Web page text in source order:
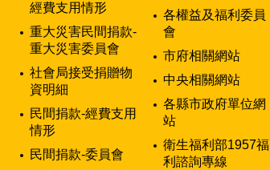
經費支用情形
重大災害民間捐款-
重大災害委員會
社會局接受捐贈物
資明細
民間捐款-經費支用
情形
民間捐款-委員會
各權益及福利委員
會
市府相關網站
中央相關網站
各縣市政府單位網
站
衛生福利部1957福
利諮詢專線